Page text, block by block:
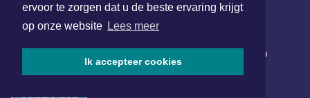
ervoor te zorgen dat u de beste ervaring krijgt
op onze website Lees meer
Ik accepteer cookies
NIEUWSBRIEF AANMELDEN
Schrijf je in voor onze nieuwsbrief en krijg wekelijks een
samenvatting van alle gebeurtenissen uit jouw regio.